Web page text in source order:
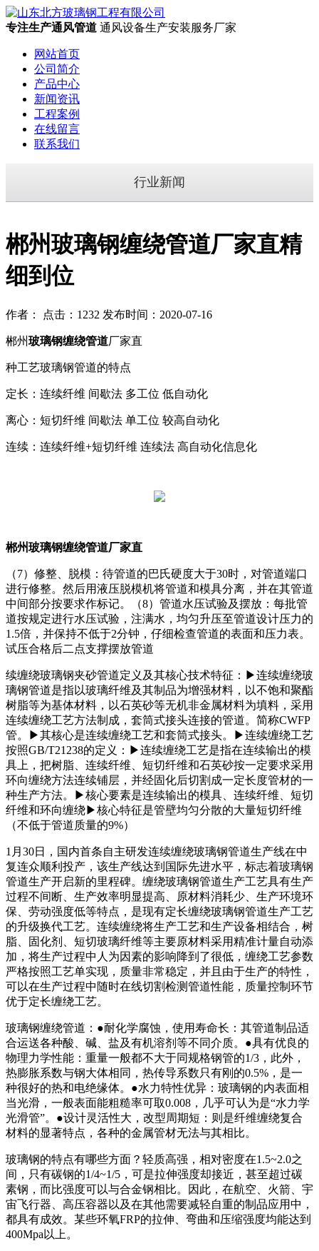
专注生产通风管道 通风设备生产安装服务厂家
网站首页
公司简介
产品中心
新闻资讯
工程案例
在线留言
联系我们
行业新闻
郴州玻璃钢缠绕管道厂家直精
细到位
作者： 点击：1232 发布时间：2020-07-16
郴州玻璃钢缠绕管道厂家直
种工艺玻璃钢管道的特点
定长：连续纤维 间歇法 多工位 低自动化
离心：短切纤维 间歇法 单工位 较高自动化
连续：连续纤维+短切纤维 连续法 高自动化信息化
郴州玻璃钢缠绕管道厂家直
（7）修整、脱模：待管道的巴氏硬度大于30时，对管道端口
进行修整。然后用液压脱模机将管道和模具分离，并在其管道
中间部分按要求作标记。（8）管道水压试验及摆放：每批管
道按规定进行水压试验，注满水，均匀升压至管道设计压力的
1.5倍，并保持不低于2分钟，仔细检查管道的表面和压力表。
试压合格后二点支撑摆放管道
续缠绕玻璃钢夹砂管道定义及其核心技术特征：▶连续缠绕玻
璃钢管道是指以玻璃纤维及其制品为增强材料，以不饱和聚酯
树脂等为基体材料，以石英砂等无机非金属材料为填料，采用
连续缠绕工艺方法制成，套筒式接头连接的管道。简称CWFP
管。▶其核心是连续缠绕工艺和套筒式接头。▶连续缠绕工艺
按照GB/T21238的定义：▶连续缠绕工艺是指在连续输出的模
具上，把树脂、连续纤维、短切纤维和石英砂按一定要求采用
环向缠绕方法连续铺层，并经固化后切割成一定长度管材的一
种生产方法。▶核心要素是连续输出的模具、连续纤维、短切
纤维和环向缠绕▶核心特征是管壁均匀分散的大量短切纤维
（不低于管道质量的9%）
1月30日，国内首条自主研发连续缠绕玻璃钢管道生产线在中
复连众顺利投产，该生产线达到国际先进水平，标志着玻璃钢
管道生产开启新的里程碑。缠绕玻璃钢管道生产工艺具有生产
过程不间断、生产效率明显提高、原材料消耗少、生产环境环
保、劳动强度低等特点，是现有定长缠绕玻璃钢管道生产工艺
的升级换代工艺。连续缠绕将生产工艺和生产设备相结合，树
脂、固化剂、短切玻璃纤维等主要原材料采用精准计量自动添
加，将生产过程中人为因素的影响降到了很低，缠绕工艺参数
严格按照工艺单实现，质量非常稳定，并且由于生产的特性，
可以在生产过程中随时在线切割检测管道性能，质量控制环节
优于定长缠绕工艺。
玻璃钢缠绕管道：●耐化学腐蚀，使用寿命长：其管道制品适
合运送各种酸、碱、盐及有机溶剂等不同介质。●具有优良的
物理力学性能：重量一般都不大于同规格钢管的1/3，此外，
热膨胀系数与钢大体相同，热传导系数只有刚的0.5%，是一
种很好的热和电绝缘体。●水力特性优异：玻璃钢的内表面相
当光滑，一般表面能粗糙率可取0.008，几乎可认为是“水力学
光滑管”。●设计灵活性大，改型周期短：则是纤维缠绕复合
材料的显著特点，各种的金属管材无法与其相比。
玻璃钢的特点有哪些方面？轻质高强，相对密度在1.5~2.0之
间，只有碳钢的1/4~1/5，可是拉伸强度却接近，甚至超过碳
素钢，而比强度可以与合金钢相比。因此，在航空、火箭、宇
宙飞行器、高压容器以及在其他需要减轻自重的制品应用中，
都具有成效。某些环氧FRP的拉伸、弯曲和压缩强度均能达到
400Mpa以上。